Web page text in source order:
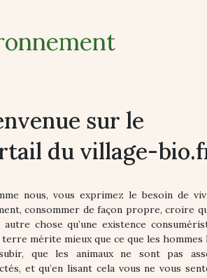
sur le
du village-
nous, vous exprimez le besoin de
consommer de façon propre, croire
autre chose qu’une existence
terre mérite mieux que ce que les hommes
que les animaux ne sont pas
et qu’en lisant cela vous ne vous